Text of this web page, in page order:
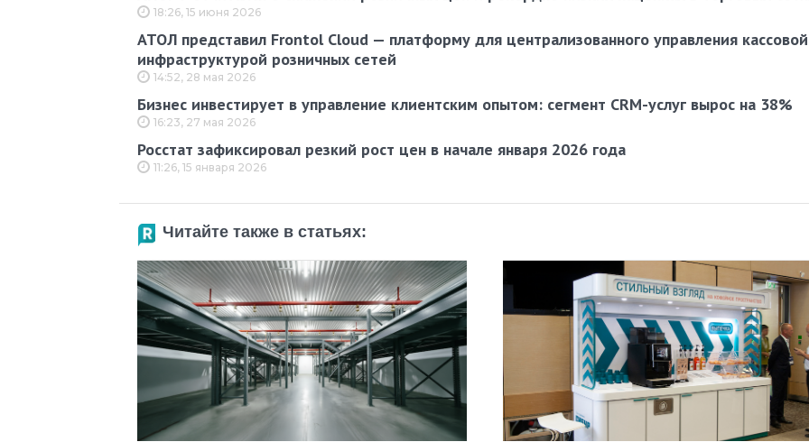
18:26, 15 июня 2026
АТОЛ представил Frontol Cloud — платформу для централизованного управления кассовой
инфраструктурой розничных сетей
14:52, 28 мая 2026
Бизнес инвестирует в управление клиентским опытом: сегмент CRM-услуг вырос на 38%
16:23, 27 мая 2026
Росстат зафиксировал резкий рост цен в начале января 2026 года
11:26, 15 января 2026
Читайте также в статьях: